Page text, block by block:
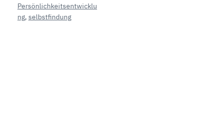
Persönlichkeitsentwicklu
ng, selbstfindung